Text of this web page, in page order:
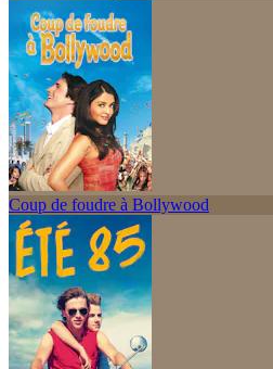
Coup de foudre à Bollywood